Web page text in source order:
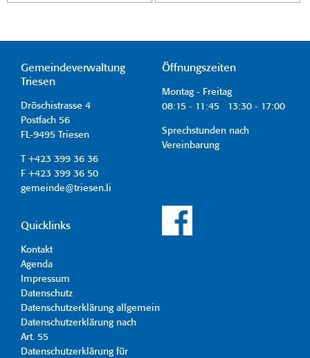
Gemeindeverwaltung
Triesen
Dröschistrasse 4
Postfach 56
FL-9495 Triesen
T +423 399 36 36
F +423 399 36 50
gemeinde@triesen.li
Öffnungszeiten
Montag - Freitag
08:15 - 11:45 13:30 - 17:00
Sprechstunden nach
Vereinbarung
Quicklinks
Kontakt
Agenda
Impressum
Datenschutz
Datenschutzerklärung allgemein
Datenschutzerklärung nach
Art. 55
Datenschutzerklärung für